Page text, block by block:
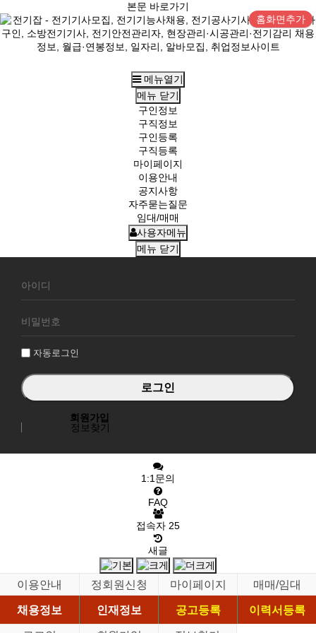
본문 바로가기
홈화면추가
메뉴열기
메뉴 닫기
구인정보
구직정보
구인등록
구직등록
마이페이지
이용안내
공지사항
자주묻는질문
임대/매매
사용자메뉴
메뉴 닫기
원
그
자동로그인
회원가입
정보찾기
1:1문의
FAQ
접속자 25
새글
이용안내 정회원신청 마이페이지
매매/임대
채용정보
인재정보 공고등록
이력서등록